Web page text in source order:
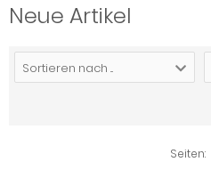
Neue Artikel
Sortieren nach ...
Seiten: